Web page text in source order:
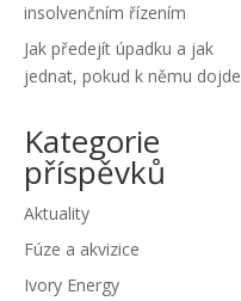
insolvenčním řízením
Jak předejít úpadku a jak
jednat, pokud k němu dojde
Kategorie
příspěvků
Aktuality
Fúze a akvizice
Ivory Energy